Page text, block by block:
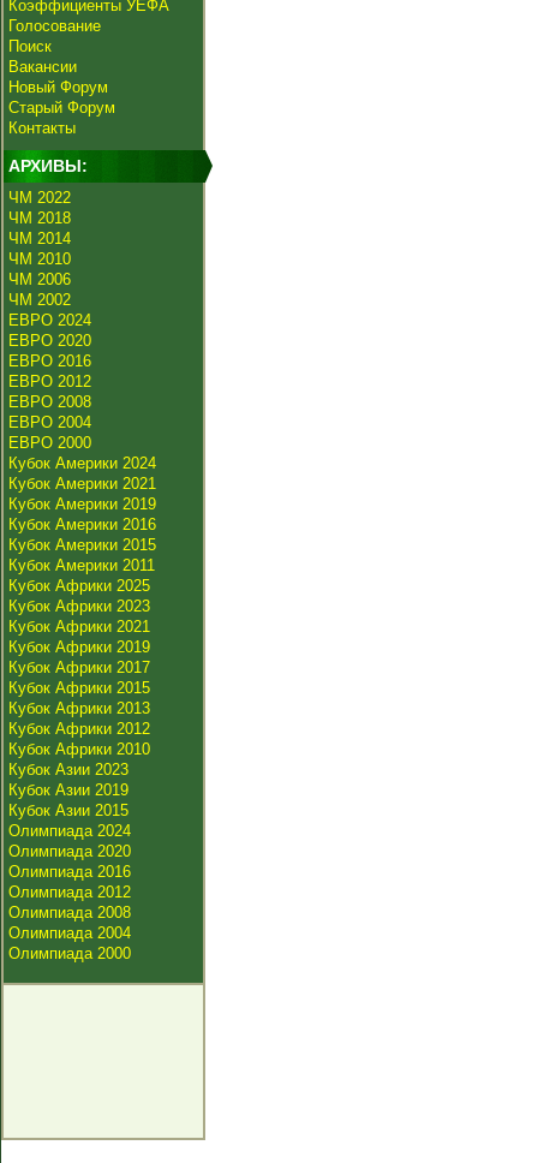
Коэффициенты УЕФА
Голосование
Поиск
Вакансии
Новый Форум
Старый Форум
Контакты
АРХИВЫ:
ЧМ 2022
ЧМ 2018
ЧМ 2014
ЧМ 2010
ЧМ 2006
ЧМ 2002
ЕВРО 2024
ЕВРО 2020
ЕВРО 2016
ЕВРО 2012
ЕВРО 2008
ЕВРО 2004
ЕВРО 2000
Кубок Америки 2024
Кубок Америки 2021
Кубок Америки 2019
Кубок Америки 2016
Кубок Америки 2015
Кубок Америки 2011
Кубок Африки 2025
Кубок Африки 2023
Кубок Африки 2021
Кубок Африки 2019
Кубок Африки 2017
Кубок Африки 2015
Кубок Африки 2013
Кубок Африки 2012
Кубок Африки 2010
Кубок Азии 2023
Кубок Азии 2019
Кубок Азии 2015
Олимпиада 2024
Олимпиада 2020
Олимпиада 2016
Олимпиада 2012
Олимпиада 2008
Олимпиада 2004
Олимпиада 2000